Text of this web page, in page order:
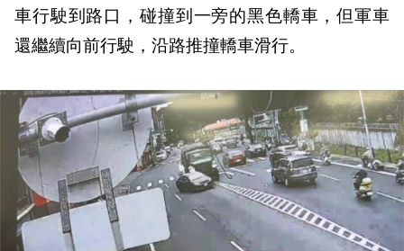
車行駛到路口，碰撞到一旁的黑色轎車，但軍車
還繼續向前行駛，沿路推撞轎車滑行。